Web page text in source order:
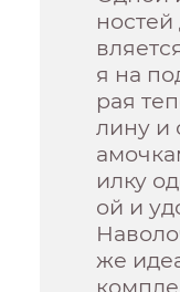
я на
рая
лину и
илку
ой и
же